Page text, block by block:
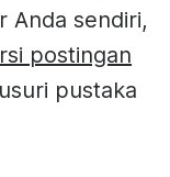
Anda sendiri,
postingan
pustaka